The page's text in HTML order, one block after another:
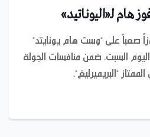
هام لـ«اليوناتيد»
صعباً على "وست هام يونايتد"
السبت، ضمن منافسات الجولة